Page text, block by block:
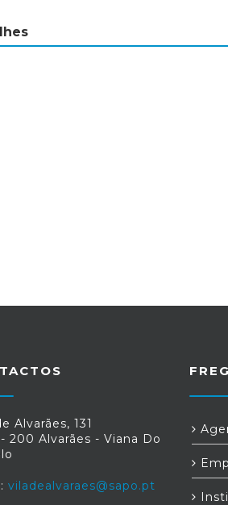
Alvarães, 131
200 Alvarães - Viana Do
viladealvaraes@sapo.pt